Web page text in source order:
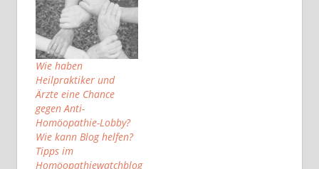
Kampagne gegen
Heilpraktiker
gestartet. Aktuell
schließt sich die CDU
an und startet eine
Kampagne gegen die
Homöopathie. Als
Startpunkt setzt die
Bundestagsabgeordnete
Claudia Schmidtke
(Ärztin, Mitglied im
Gesundheitsausschuss)
Wie haben
Heilpraktiker und
Ärzte eine Chance
gegen Anti-
Homöopathie-Lobby?
Wie kann Blog helfen?
Tipps im
Homöopathiewatchblog